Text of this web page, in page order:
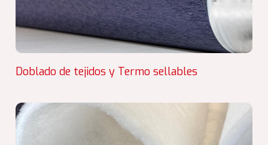
Doblado de tejidos y Termo sellables